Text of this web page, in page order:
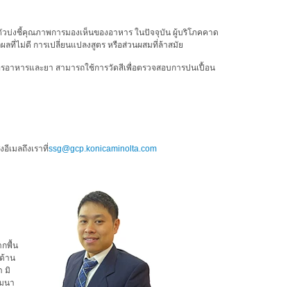
บ่งชี้คุณภาพการมองเห็นของอาหาร ในปัจจุบัน ผู้บริโภคคาด
ที่ไม่ดี การเปลี่ยนแปลงสูตร หรือส่วนผสมที่ล้าสมัย
หารและยา สามารถใช้การวัดสีเพื่อตรวจสอบการปนเปื้อน
เมลถึงเราที่ssg@gcp.konicaminolta.com
กพื้น
าน
มิ
นา